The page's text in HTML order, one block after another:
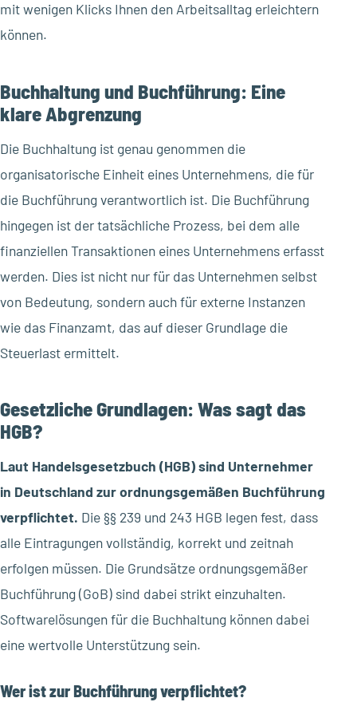
mit wenigen Klicks Ihnen den Arbeitsalltag erleichtern
können.
Buchhaltung und Buchführung: Eine
klare Abgrenzung
Die Buchhaltung ist genau genommen die
organisatorische Einheit eines Unternehmens, die für
die Buchführung verantwortlich ist. Die Buchführung
hingegen ist der tatsächliche Prozess, bei dem alle
finanziellen Transaktionen eines Unternehmens erfasst
werden. Dies ist nicht nur für das Unternehmen selbst
von Bedeutung, sondern auch für externe Instanzen
wie das Finanzamt, das auf dieser Grundlage die
Steuerlast ermittelt.
Gesetzliche Grundlagen: Was sagt das
HGB?
Laut Handelsgesetzbuch (HGB) sind Unternehmer
in Deutschland zur ordnungsgemäßen Buchführung
verpflichtet. Die §§ 239 und 243 HGB legen fest, dass
alle Eintragungen vollständig, korrekt und zeitnah
erfolgen müssen. Die Grundsätze ordnungsgemäßer
Buchführung (GoB) sind dabei strikt einzuhalten.
Softwarelösungen für die Buchhaltung können dabei
eine wertvolle Unterstützung sein.
Wer ist zur Buchführung verpflichtet?